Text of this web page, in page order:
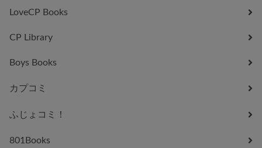
LoveCP Books
CP Library
Boys Books
カプコミ
ふじょコミ！
801Books